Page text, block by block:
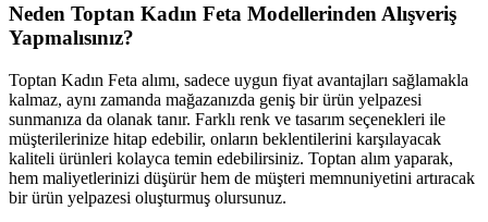
Neden Toptan Kadın Feta Modellerinden Alışveriş
Yapmalısınız?
Toptan Kadın Feta alımı, sadece uygun fiyat avantajları sağlamakla
kalmaz, aynı zamanda mağazanızda geniş bir ürün yelpazesi
sunmanıza da olanak tanır. Farklı renk ve tasarım seçenekleri ile
müşterilerinize hitap edebilir, onların beklentilerini karşılayacak
kaliteli ürünleri kolayca temin edebilirsiniz. Toptan alım yaparak,
hem maliyetlerinizi düşürür hem de müşteri memnuniyetini artıracak
bir ürün yelpazesi oluşturmuş olursunuz.